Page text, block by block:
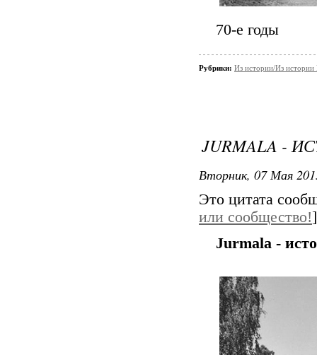
70-е годы
Рубрики: Из истории/Из
JURMALA -
Вторник, 07 Мая
Это цитата
или сообщество!]
Jurmala -